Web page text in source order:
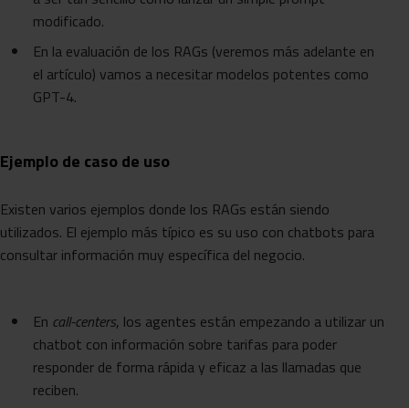
modificado.
En la evaluación de los RAGs (veremos más adelante en
el artículo) vamos a necesitar modelos potentes como
GPT-4.
Ejemplo de caso de uso
Existen varios ejemplos donde los RAGs están siendo
utilizados. El ejemplo más típico es su uso con chatbots para
consultar información muy específica del negocio.
En call-centers, los agentes están empezando a utilizar un
chatbot con información sobre tarifas para poder
responder de forma rápida y eficaz a las llamadas que
reciben.